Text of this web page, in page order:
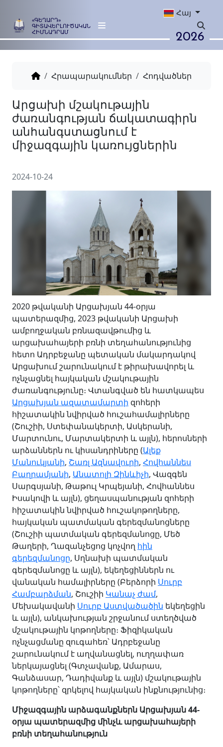
«ԳԵՂԱՐԴ»
ԳԻՏԱՎԵՐԼՈՒԾԱԿԱՆ
ՀԻՄՆԱԴՐԱՄ
Հայ
2026
Հրապարակումներ Հոդվածներ
Արցախի մշակութային
ժառանգության
միջազգային կառույցներին
2024-10-24
2020 թվականի Արցախյան 44-օրյա
պատերազմից, 2023 թվականի Արցախի
ամբողջական բռնազավթումից և
արցախահայերի բռնի տեղահանությունից
հետո Ադրբեջանը պետական մակարդակով
Արցախում շարունակում է թիրախավորել և
ոչնչացնել հայկական մշակութային
ժառանգությունը։ Վտանգված են հատկապես
Արցախյան ազատամարտի զոհերի
հիշատակին նվիրված հուշահամալիրները
(Շուշիի, Ստեփանակերտի, Ասկերանի,
Մարտունու, Մարտակերտի և այլն), հերոսների
արձաններն ու կիսանդրիները (Ալեք
Մանուկյանի, Շառլ Ազնավուրի, Հովհաննես
Բաղրամյանի, Անատոլի Զինևիչի, Վազգեն
Սարգսյանի, Թաթուլ Կրպեյանի, Հովհաննես
Իսակովի և այլն), ցեղասպանության զոհերի
հիշատակին նվիրված հուշակոթողները,
հայկական պատմական գերեզմանոցները
(Շուշիի պատմական գերեզմանոցը, Մեծ
Թաղերի, Ղազանչեցոց կոչվող հին
գերեզմանոցը, Սղնախի պատմական
գերեզմանոցը և այլն), եկեղեցիններն ու
վանական համալիրները (Բերձորի Սուրբ
Համբարձման, Շուշիի Կանաչ ժամ,
Մեխակավանի Սուրբ Աստվածածին եկեղեցին
և այլն), անկախության շրջանում ստեղծված
մշակութային կոթողները։ Ֆիզիկական
ոչնչացմանը զուգահեռ՝ Ադրբեջանը
շարունակում է աղվանացնել, ուղղափառ
ներկայացնել (Գտչավանք, Ամարաս,
Գանձասար, Դադիվանք և այլն) մշակութային
կոթողները՝ զրկելով հայկական ինքնությունից։
Միջազգային արձագանքներն Արցախյան 44-
օրյա պատերազմից մինչև արցախահայերի
բռնի տեղահանություն